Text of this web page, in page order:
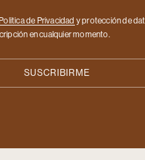
Politica de Privacidad y protección de
en cualquier momento.